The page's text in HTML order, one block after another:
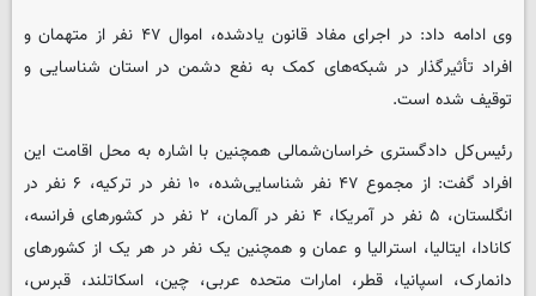
وی ادامه داد: در اجرای مفاد قانون یادشده، اموال ۴۷ نفر از متهمان و
افراد تأثیرگذار در شبکه‌های کمک به نفع دشمن در استان شناسایی و
توقیف شده است.
رئیس‌کل دادگستری خراسان‌شمالی همچنین با اشاره به محل اقامت این
افراد گفت: از مجموع ۴۷ نفر شناسایی‌شده، ۱۰ نفر در ترکیه، ۶ نفر در
انگلستان، ۵ نفر در آمریکا، ۴ نفر در آلمان، ۲ نفر در کشورهای فرانسه،
کانادا، ایتالیا، استرالیا و عمان و همچنین یک نفر در هر یک از کشورهای
دانمارک، اسپانیا، قطر، امارات متحده عربی، چین، اسکاتلند، قبرس،